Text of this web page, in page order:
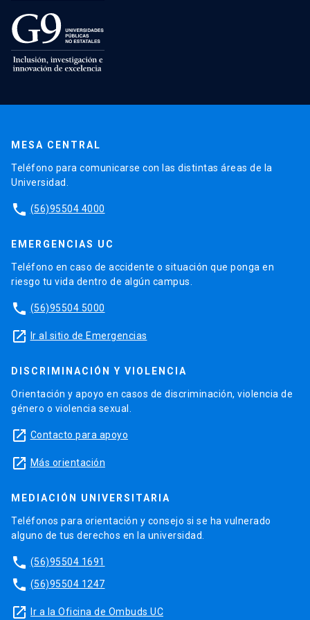
MESA CENTRAL
Teléfono para comunicarse con las distintas áreas de la
Universidad.
phone (56)95504 4000
EMERGENCIAS UC
Teléfono en caso de accidente o situación que ponga en
riesgo tu vida dentro de algún campus.
phone (56)95504 5000
launch Ir al sitio de Emergencias
DISCRIMINACIÓN Y VIOLENCIA
Orientación y apoyo en casos de discriminación, violencia de
género o violencia sexual.
launch Contacto para apoyo
launch Más orientación
MEDIACIÓN UNIVERSITARIA
Teléfonos para orientación y consejo si se ha vulnerado
alguno de tus derechos en la universidad.
phone (56)95504 1691
phone (56)95504 1247
launch Ir a la Oficina de Ombuds UC